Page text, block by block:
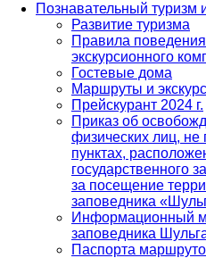
Познавательный туризм
Развитие туризма
Правила
экскурсионного
Гостевые дома
Маршруты и
Прейскурант 2024 г.
Приказ об
физических лиц,
пунктах,
государственного
за посещение
заповедника
Информационный
заповедника
Паспорта